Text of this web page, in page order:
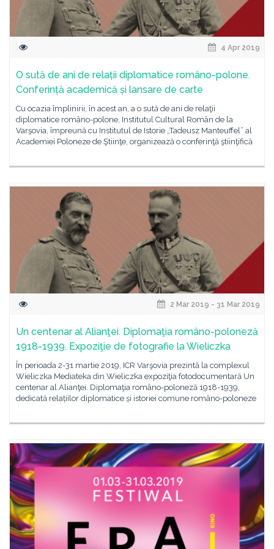
4 Apr 2019
O sută de ani de relații diplomatice româno-polone.
Conferință academică și lansare de carte
Cu ocazia împlinirii, în acest an, a o sută de ani de relaţii
diplomatice româno-polone, Institutul Cultural Român de la
Varşovia, împreună cu Institutul de Istorie „Tadeusz Manteuffel” al
Academiei Poloneze de Ştiinţe, organizează o conferinţă ştiinţifică
2 Mar 2019 - 31 Mar 2019
Un centenar al Alianţei. Diplomaţia româno-poloneză
1918-1939. Expoziţie de fotografie la Wieliczka
În perioada 2-31 martie 2019, ICR Varşovia prezintă la complexul
Wieliczka Mediateka din Wieliczka expoziţia fotodocumentară Un
centenar al Alianţei. Diplomaţia româno-poloneză 1918-1939,
dedicată relațiilor diplomatice și istoriei comune româno-poloneze